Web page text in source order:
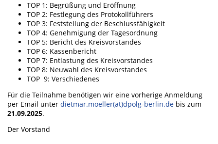
TOP 1: Begrüßung und Eröffnung
TOP 2: Festlegung des Protokollführers
TOP 3: Feststellung der Beschlussfähigkeit
TOP 4: Genehmigung der Tagesordnung
TOP 5: Bericht des Kreisvorstandes
TOP 6: Kassenbericht
TOP 7: Entlastung des Kreisvorstandes
TOP 8: Neuwahl des Kreisvorstandes
TOP 9: Verschiedenes
Für die Teilnahme benötigen wir eine vorherige Anmeldung
per Email unter dietmar.moeller(at)dpolg-berlin.de bis zum
21.09.2025.
Der Vorstand